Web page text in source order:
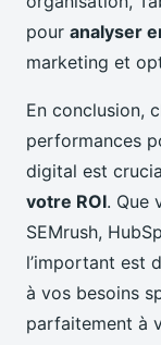
pour analyser
marketing et
En conclusion,
performances
digital est
votre ROI. Que
SEMrush,
l’important est
à vos besoins
parfaitement à